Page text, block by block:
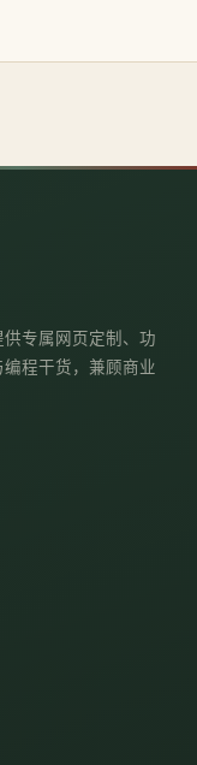
专属网页定制、功
程干货，兼顾商业